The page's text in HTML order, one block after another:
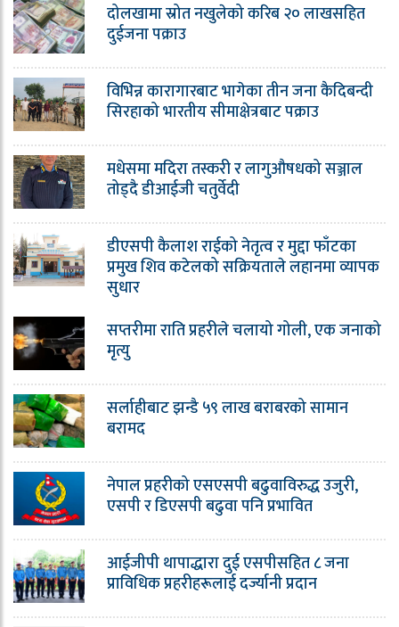
दोलखामा स्रोत नखुलेको करिब २० लाखसहित
दुईजना पक्राउ
विभिन्न कारागारबाट भागेका तीन जना कैदिबन्दी
सिरहाको भारतीय सीमाक्षेत्रबाट पक्राउ
मधेसमा मदिरा तस्करी र लागुऔषधको सञ्जाल
तोड्दै डीआईजी चतुर्वेदी
डीएसपी कैलाश राईको नेतृत्व र मुद्दा फाँटका
प्रमुख शिव कटेलको सक्रियताले लहानमा व्यापक
सुधार
सप्तरीमा राति प्रहरीले चलायो गोली, एक जनाको
मृत्यु
सर्लाहीबाट झन्डै ५९ लाख बराबरको सामान
बरामद
नेपाल प्रहरीको एसएसपी बढुवाविरुद्ध उजुरी,
एसपी र डिएसपी बढुवा पनि प्रभावित
आईजीपी थापाद्धारा दुई एसपीसहित ८ जना
प्राविधिक प्रहरीहरूलाई दर्ज्यानी प्रदान